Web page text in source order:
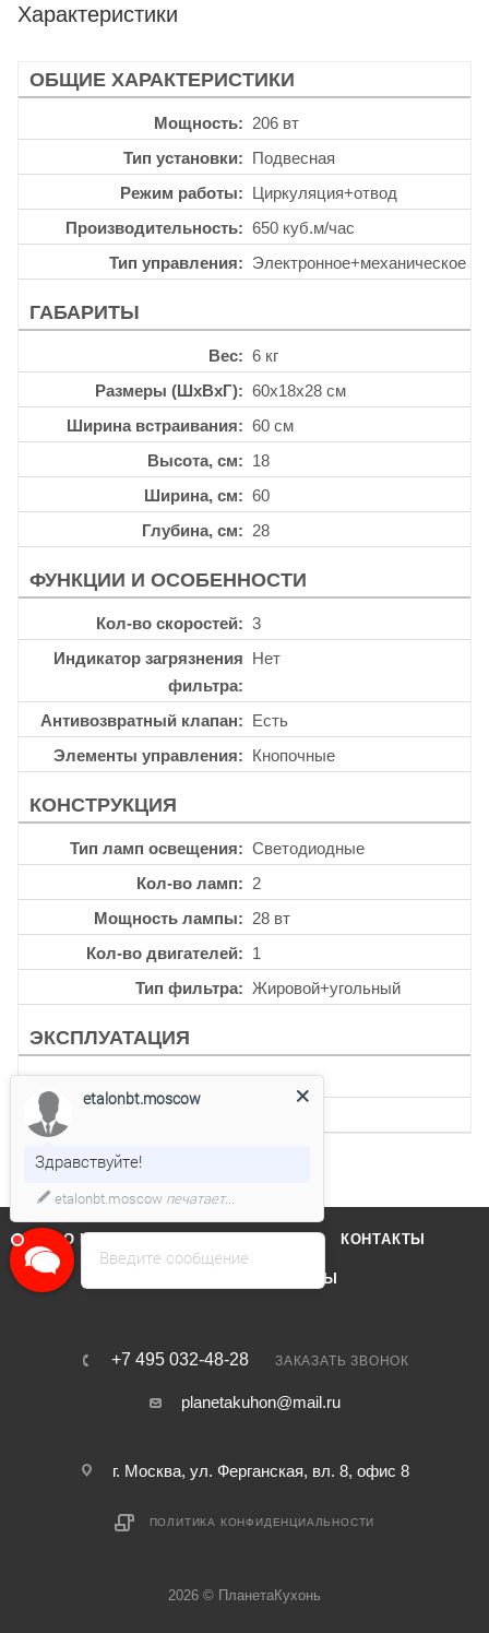
Характеристики
ОБЩИЕ ХАРАКТЕРИСТИКИ
Мощность
206 вт
Тип установки
Подвесная
Режим работы
Циркуляция+отвод
Производительность
650 куб.м/час
Тип управления
Электронное+механическое
ГАБАРИТЫ
Вес
6 кг
Размеры (ШхВхГ)
60x18x28 см
Ширина встраивания
60 см
Высота, см
18
Ширина, см
60
Глубина, см
28
ФУНКЦИИ И ОСОБЕННОСТИ
Кол-во скоростей
3
Индикатор загрязнения
фильтра
Нет
Антивозвратный клапан
Есть
Элементы управления
Кнопочные
КОНСТРУКЦИЯ
Тип ламп освещения
Светодиодные
Кол-во ламп
2
Мощность лампы
28 вт
Кол-во двигателей
1
Тип фильтра
Жировой+угольный
ЭКСПЛУАТАЦИЯ
Таймер
Нет
О КОМПАНИИ КОНТАКТЫ
БРЕНДЫ
+7 495 032-48-28 ЗАКАЗАТЬ ЗВОНОК
planetakuhon@mail.ru
г. Москва, ул. Ферганская, вл. 8, офис 8
ПОЛИТИКА КОНФИДЕНЦИАЛЬНОСТИ
2026 © ПланетаКухонь
Введите сообщение
etalonbt.moscow
Здравствуйте!
etalonbt.moscow печатает...